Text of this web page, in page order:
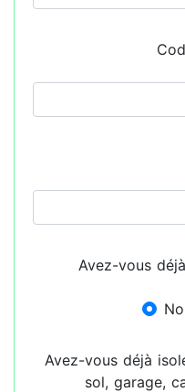
Avez-vous
Avez-vous déjà
sol, garage,